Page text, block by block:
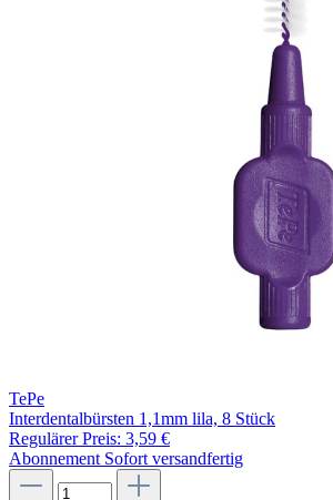
TePe
Interdentalbürsten 1,1mm lila, 8 Stück
Regulärer Preis: 3,59 €
Abonnement Sofort versandfertig